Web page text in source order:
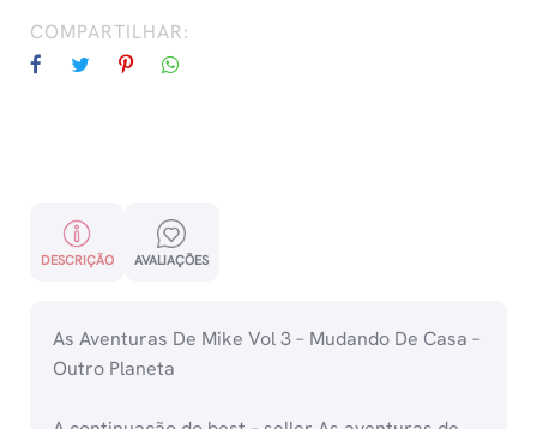
COMPARTILHAR:
DESCRIÇÃO AVALIAÇÕES
As Aventuras De Mike Vol 3 – Mudando De Casa –
Outro Planeta